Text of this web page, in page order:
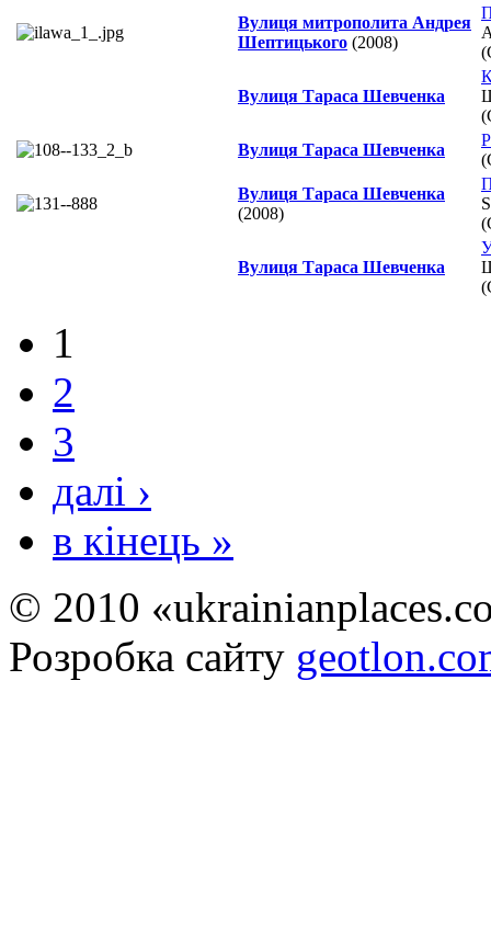
Вулиця митрополита Андрея
Шептицького (2008)
Вулиця Тараса Шевченка
Вулиця Тараса Шевченка
Вулиця Тараса Шевченка
(2008)
Вулиця Тараса Шевченка
1
2
3
далі ›
в кінець »
© 2010
Розробка сайту